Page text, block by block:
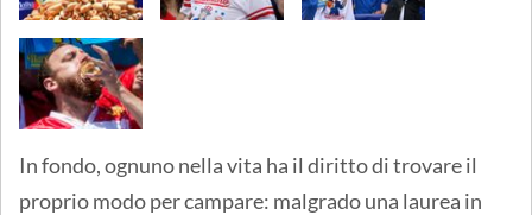
In fondo, ognuno nella vita ha il diritto di trovare il
proprio modo per campare: malgrado una laurea in